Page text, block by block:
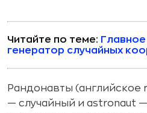
Читайте по теме:
генератор случайных
Рандонавты (английское
— случайный и astronaut